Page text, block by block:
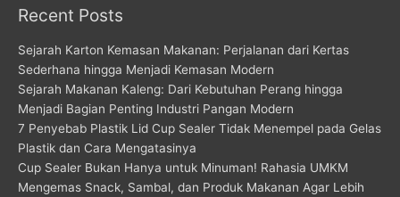
Recent Posts
Sejarah Karton Kemasan Makanan: Perjalanan dari Kertas
Sederhana hingga Menjadi Kemasan Modern
Sejarah Makanan Kaleng: Dari Kebutuhan Perang hingga
Menjadi Bagian Penting Industri Pangan Modern
7 Penyebab Plastik Lid Cup Sealer Tidak Menempel pada Gelas
Plastik dan Cara Mengatasinya
Cup Sealer Bukan Hanya untuk Minuman! Rahasia UMKM
Mengemas Snack, Sambal, dan Produk Makanan Agar Lebih